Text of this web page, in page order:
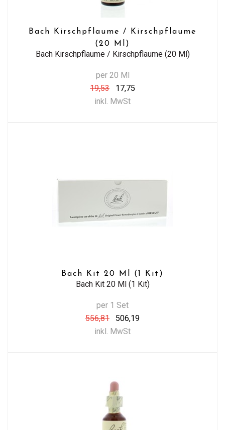
Bach Kirschpflaume / Kirschpflaume
(20 Ml)
Bach Kirschpflaume / Kirschpflaume (20 Ml)
per 20 Ml
19,53
17,75
inkl. MwSt
Bach Kit 20 Ml (1 Kit)
Bach Kit 20 Ml (1 Kit)
per 1 Set
556,81
506,19
inkl. MwSt